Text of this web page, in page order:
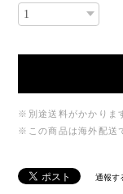
※別途送料がかかりま
※この商品は海外配送
通報す